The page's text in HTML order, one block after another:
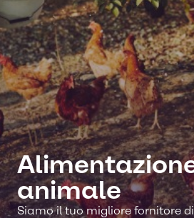
animale
Siamo il tuo migliore fornitore